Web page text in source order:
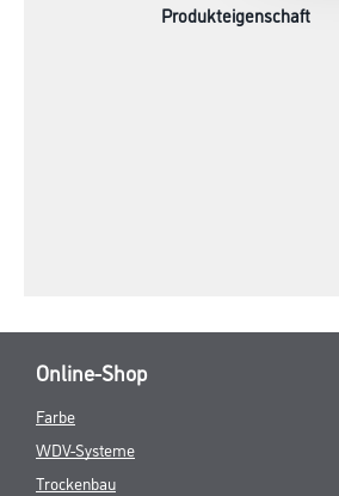
Produkteigenschaft
Online-Shop
Farbe
WDV-Systeme
Trockenbau